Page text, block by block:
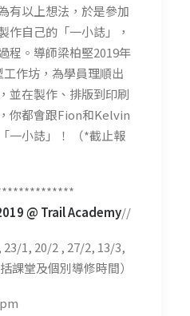
有以上想法，於是參加
作自己的「一小誌」，
程。導師梁柏堅2019年
作坊，為學員理順出
並在製作、排版到印刷
你都會跟Fion和Kelvin
一小誌」！ （*截止報
@ Trail Academy//
23/1, 20/2 , 27/2, 13/3,
課堂及個別導修時間）